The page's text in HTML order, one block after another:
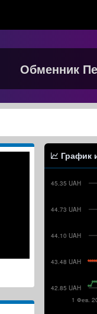
Обменник
График
42.85 UAH
43.48 UAH
44.10 UAH
44.73 UAH
45.35 UAH
1 Фев.